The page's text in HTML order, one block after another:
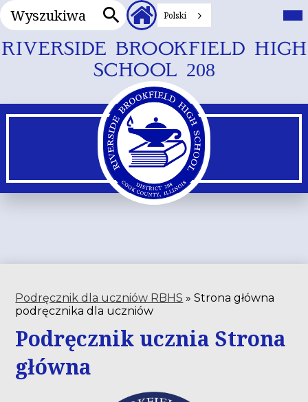
Przejdź
do
głównej
treści
RIVERSIDE BROOKFIELD HIGH
SCHOOL 208
Wyszukiwanie
Nagłówek
Linki
Polski
Podręcznik dla uczniów RBHS » Strona główna
podręcznika dla uczniów
Podręcznik ucznia Strona
główna